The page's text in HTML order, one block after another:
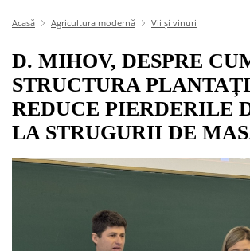
Acasă Agricultura modernă Vii și vinuri
D. MIHOV, DESPRE
STRUCTURA
REDUCE PIERDERILE
LA STRUGURII DE